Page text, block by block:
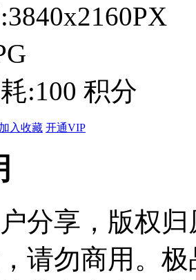
3840x2160PX
:100 积分
加入收藏 开通VIP
分享，版权
请勿商用。